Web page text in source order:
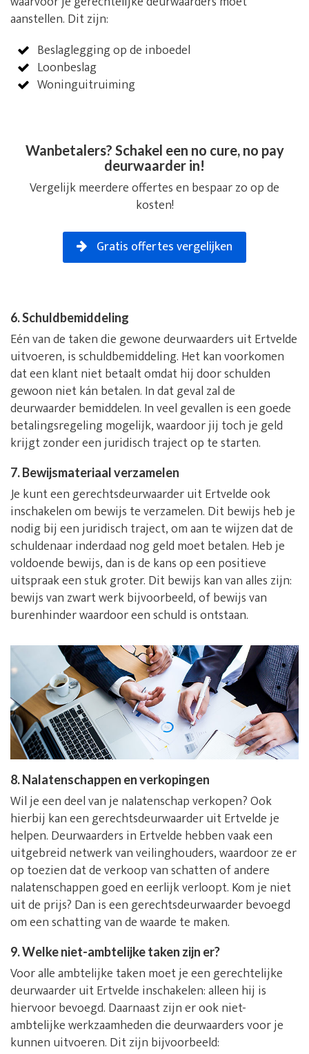
aanstellen. Dit zijn:
Beslaglegging op de inboedel
Loonbeslag
Woninguitruiming
Wanbetalers? Schakel een no cure, no pay
deurwaarder in!
Vergelijk meerdere offertes en bespaar zo op de
kosten!
Gratis offertes vergelijken
6. Schuldbemiddeling
Eén van de taken die gewone deurwaarders uit Ertvelde
uitvoeren, is schuldbemiddeling. Het kan voorkomen
dat een klant niet betaalt omdat hij door schulden
gewoon niet kán betalen. In dat geval zal de
deurwaarder bemiddelen. In veel gevallen is een goede
betalingsregeling mogelijk, waardoor jij toch je geld
krijgt zonder een juridisch traject op te starten.
7. Bewijsmateriaal verzamelen
Je kunt een gerechtsdeurwaarder uit Ertvelde ook
inschakelen om bewijs te verzamelen. Dit bewijs heb je
nodig bij een juridisch traject, om aan te wijzen dat de
schuldenaar inderdaad nog geld moet betalen. Heb je
voldoende bewijs, dan is de kans op een positieve
uitspraak een stuk groter. Dit bewijs kan van alles zijn:
bewijs van zwart werk bijvoorbeeld, of bewijs van
burenhinder waardoor een schuld is ontstaan.
8. Nalatenschappen en verkopingen
Wil je een deel van je nalatenschap verkopen? Ook
hierbij kan een gerechtsdeurwaarder uit Ertvelde je
helpen. Deurwaarders in Ertvelde hebben vaak een
uitgebreid netwerk van veilinghouders, waardoor ze er
op toezien dat de verkoop van schatten of andere
nalatenschappen goed en eerlijk verloopt. Kom je niet
uit de prijs? Dan is een gerechtsdeurwaarder bevoegd
om een schatting van de waarde te maken.
9. Welke niet-ambtelijke taken zijn er?
Voor alle ambtelijke taken moet je een gerechtelijke
deurwaarder uit Ertvelde inschakelen: alleen hij is
hiervoor bevoegd. Daarnaast zijn er ook niet-
ambtelijke werkzaamheden die deurwaarders voor je
kunnen uitvoeren. Dit zijn bijvoorbeeld: